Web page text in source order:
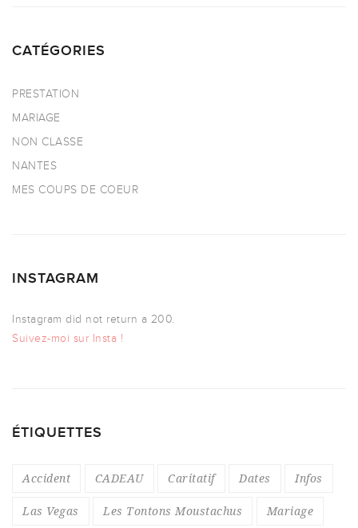
CATÉGORIES
PRESTATION
MARIAGE
NON CLASSE
NANTES
MES COUPS DE COEUR
INSTAGRAM
Instagram did not return a 200.
Suivez-moi sur Insta !
ÉTIQUETTES
Accident CADEAU Caritatif Dates Infos
Las Vegas Les Tontons Moustachus Mariage